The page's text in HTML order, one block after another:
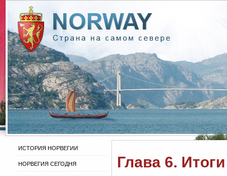
ИСТОРИЯ НОРВЕГИИ
НОРВЕГИЯ СЕГОДНЯ Глава 6.